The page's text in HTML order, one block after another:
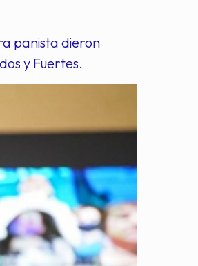
panista dieron
y Fuertes.